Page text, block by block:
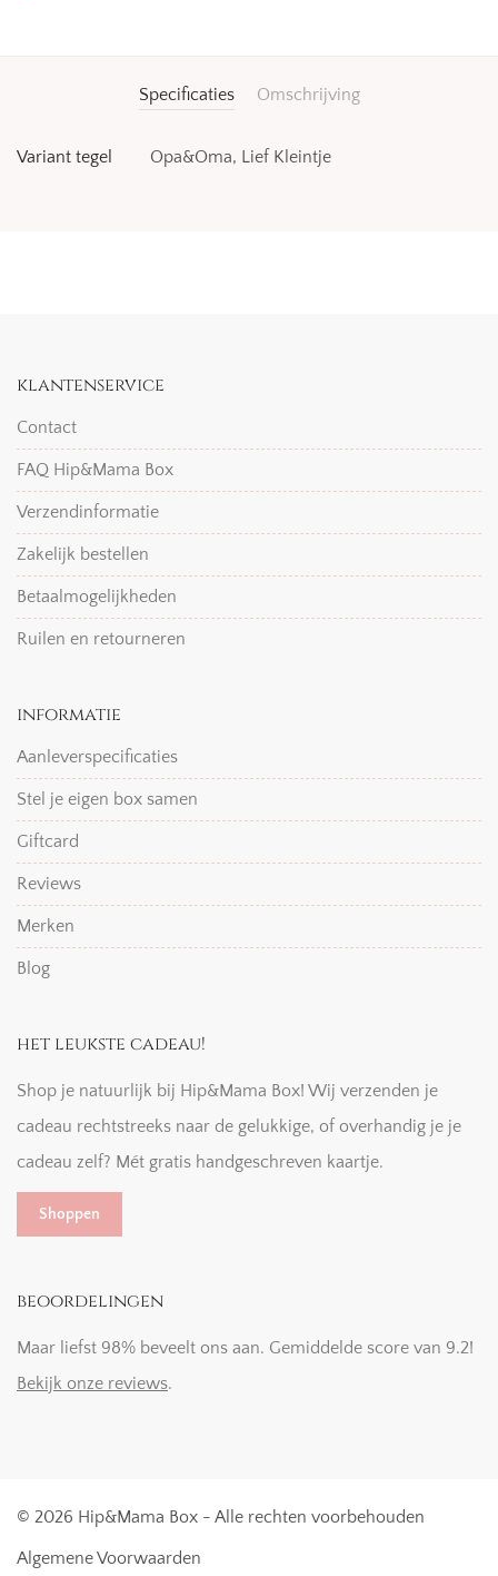
Specificaties Omschrijving
Variant tegel Opa&Oma, Lief Kleintje
klantenservice
Contact
FAQ Hip&Mama Box
Verzendinformatie
Zakelijk bestellen
Betaalmogelijkheden
Ruilen en retourneren
informatie
Aanleverspecificaties
Stel je eigen box samen
Giftcard
Reviews
Merken
Blog
het leukste cadeau!
Shop je natuurlijk bij Hip&Mama Box! Wij verzenden je
cadeau rechtstreeks naar de gelukkige, of overhandig je je
cadeau zelf? Mét gratis handgeschreven kaartje.
Shoppen
beoordelingen
Maar liefst 98% beveelt ons aan. Gemiddelde score van 9.2!
Bekijk onze reviews.
© 2026 Hip&Mama Box - Alle rechten voorbehouden
Algemene Voorwaarden